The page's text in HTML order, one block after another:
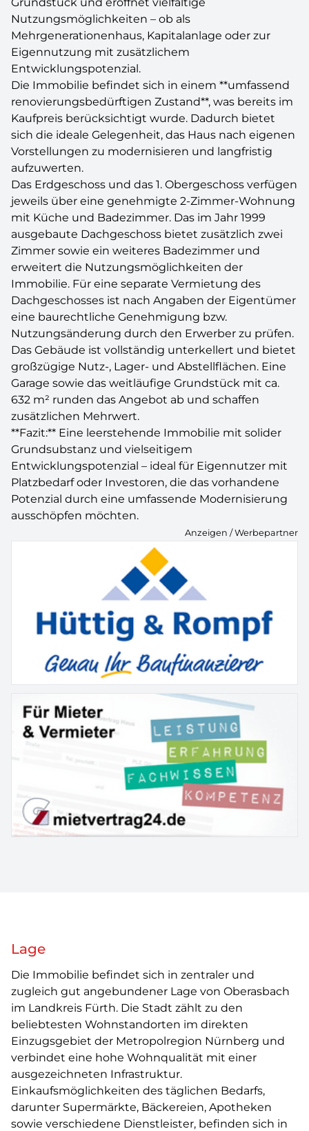
Nutzungsmöglichkeiten – ob als
Mehrgenerationenhaus, Kapitalanlage oder zur
Eigennutzung mit zusätzlichem
Entwicklungspotenzial.
Die Immobilie befindet sich in einem **umfassend
renovierungsbedürftigen Zustand**, was bereits im
Kaufpreis berücksichtigt wurde. Dadurch bietet
sich die ideale Gelegenheit, das Haus nach eigenen
Vorstellungen zu modernisieren und langfristig
aufzuwerten.
Das Erdgeschoss und das 1. Obergeschoss verfügen
jeweils über eine genehmigte 2-Zimmer-Wohnung
mit Küche und Badezimmer. Das im Jahr 1999
ausgebaute Dachgeschoss bietet zusätzlich zwei
Zimmer sowie ein weiteres Badezimmer und
erweitert die Nutzungsmöglichkeiten der
Immobilie. Für eine separate Vermietung des
Dachgeschosses ist nach Angaben der Eigentümer
eine baurechtliche Genehmigung bzw.
Nutzungsänderung durch den Erwerber zu prüfen.
Das Gebäude ist vollständig unterkellert und bietet
großzügige Nutz-, Lager- und Abstellflächen. Eine
Garage sowie das weitläufige Grundstück mit ca.
632 m² runden das Angebot ab und schaffen
zusätzlichen Mehrwert.
**Fazit:** Eine leerstehende Immobilie mit solider
Grundsubstanz und vielseitigem
Entwicklungspotenzial – ideal für Eigennutzer mit
Platzbedarf oder Investoren, die das vorhandene
Potenzial durch eine umfassende Modernisierung
ausschöpfen möchten.
Anzeigen / Werbepartner
Lage
Die Immobilie befindet sich in zentraler und
zugleich gut angebundener Lage von Oberasbach
im Landkreis Fürth. Die Stadt zählt zu den
beliebtesten Wohnstandorten im direkten
Einzugsgebiet der Metropolregion Nürnberg und
verbindet eine hohe Wohnqualität mit einer
ausgezeichneten Infrastruktur.
Einkaufsmöglichkeiten des täglichen Bedarfs,
darunter Supermärkte, Bäckereien, Apotheken
sowie verschiedene Dienstleister, befinden sich in